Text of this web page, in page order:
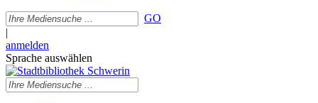
GO
|
anmelden
Sprache auswählen